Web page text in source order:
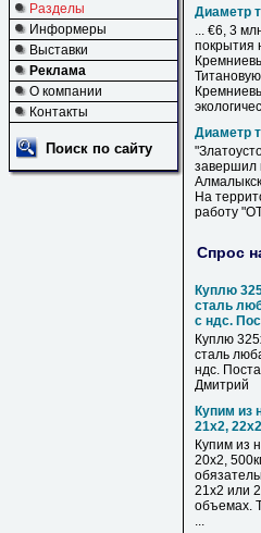
Разделы
Информеры
Выставки
Реклама
О компании
Контакты
Поиск по сайту
Диаметр
... €6, 3
покрытия
Диаметр
завершил
На
работу
Спрос
Куплю
сталь
с ндс.
Куплю
сталь
ндс.
Дмитрий
Купим из
21х2,
Купим из
20х2,
21х2 или
объемах.
...